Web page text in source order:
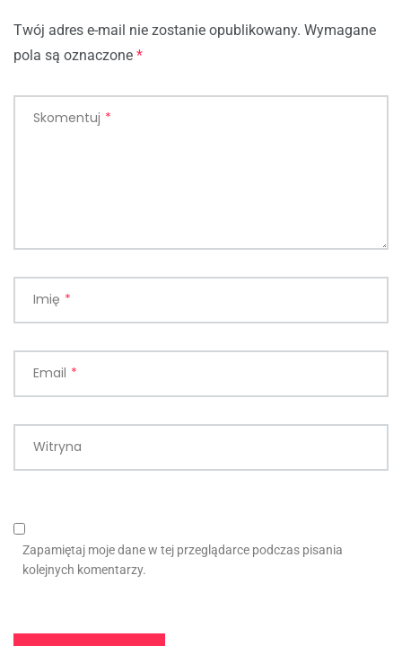
Twój adres e-mail nie zostanie opublikowany. Wymagane
pola są oznaczone *
Skomentuj *
Imię *
Email *
Witryna
Zapamiętaj moje dane w tej przeglądarce podczas pisania
kolejnych komentarzy.